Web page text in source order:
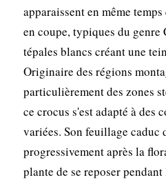
apparaissent en même
en coupe, typiques du genre
tépales blancs créant une
Originaire des régions
particulièrement des zones
ce crocus s'est adapté à des
variées. Son feuillage caduc
progressivement après la
plante de se reposer